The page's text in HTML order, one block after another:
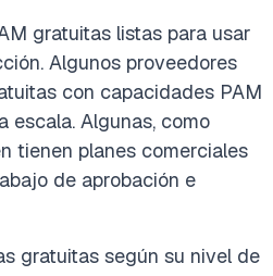
gratuitas listas para usar
Algunos proveedores
con capacidades PAM
escala. Algunas, como
tienen planes comerciales
de aprobación e
gratuitas según su nivel de